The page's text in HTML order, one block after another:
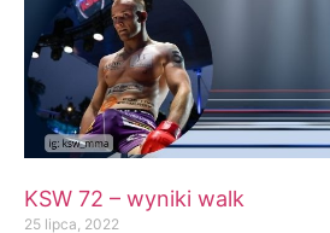
KSW 72 – wyniki walk
25 lipca, 2022